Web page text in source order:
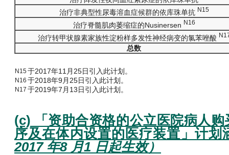
治疗非典型性尿毒溶血症候群的依库珠单抗 N15
治疗脊髓肌肉萎缩症的Nusinersen N16
治疗转甲状腺素家族性淀粉样多发性神经病变的氯苯唑酸
总数
N15于2017年11月25日引入此计划。
N16 于2018年9月25日引入此计划。
N17 于2019年7月13日引入此计划。
(c) 「资助合资格的公立医院病人
序及在体内设置的医疗装置」计划
2017 年8 月1 日起生效）